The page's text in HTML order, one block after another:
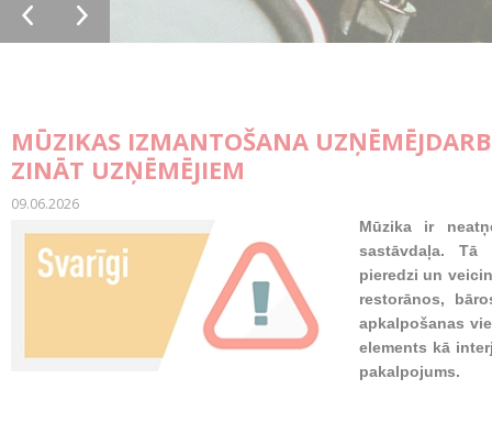
MŪZIKAS IZMANTOŠANA
ZINĀT UZŅĒMĒJIEM
09.06.2026
Mūzika ir
sastāvdaļa. Tā
pieredzi un
restorānos,
apkalpošanas
elements kā
pakalpojums.